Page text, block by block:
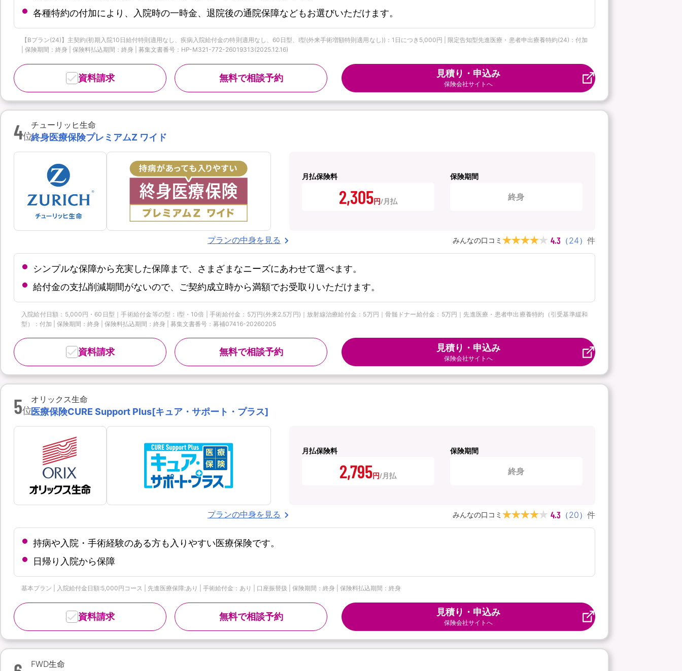
各種特約の付加により、入院時の一時金、退院後の通院保障などもお選びいただけます。
【Bプラン(24)】主契約(初期入院10日給付特則適用なし、疾病入院給付金の特則適用なし、60日型、Ⅰ型(外来手術増額特則適用なし))：1日につき5,000円 | 限定告知型先進医療・患者申出療養特約(24)：付加
| 保険期間：終身 | 保険料払込期間：終身 | 募集文書番号：HP-M321-772-26019313(2025.12.16)
無料で相談予約
資料請求 見積り・申込み
保険会社サイトへ
4位
チューリッヒ生命
終身医療保険プレミアムZ ワイド
月払保険料
2,305円
保険期間
終身
プランの中身を見る みんなの口コミ 4.3 （24） 件
シンプルな保障から充実した保障まで、さまざまなニーズにあわせて選べます。
給付金の支払削減期間がないので、ご契約成立時から満額でお受取りいただけます。
入院給付日額：5,000円・60日型｜手術給付金等の型：Ⅰ型・10倍 | 手術給付金：5万円(外来2.5万円)｜放射線治療給付金：5万円｜骨髄ドナー給付金：5万円｜先進医療・患者申出療養特約（引受基準緩和
型）：付加 | 保険期間：終身 | 保険料払込期間：終身 | 募集文書番号：募補07416-20260205
無料で相談予約
資料請求 見積り・申込み
保険会社サイトへ
5位
オリックス生命
医療保険CURE Support Plus[キュア・サポート・プラス]
月払保険料
2,795円
保険期間
終身
プランの中身を見る みんなの口コミ 4.3 （20） 件
持病や入院・手術経験のある方も入りやすい医療保険です。
日帰り入院から保障
基本プラン | 入院給付金日額:5,000円コース | 先進医療保障:あり | 手術給付金：あり | 口座振替扱 | 保険期間：終身 | 保険料払込期間：終身
無料で相談予約
資料請求 見積り・申込み
保険会社サイトへ
FWD生命